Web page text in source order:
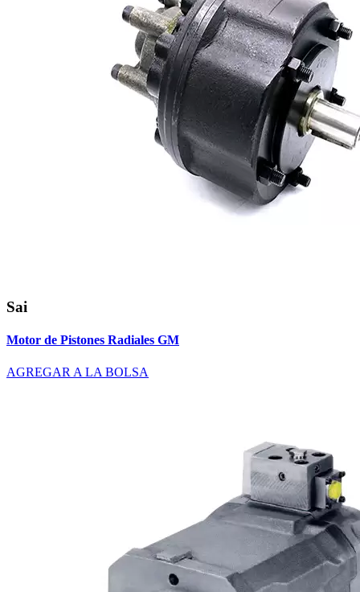
Sai
Motor de Pistones Radiales GM
AGREGAR A LA BOLSA